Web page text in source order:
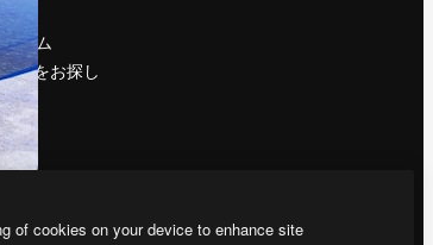
ーム
をお探し
of cookies on your device to enhance site